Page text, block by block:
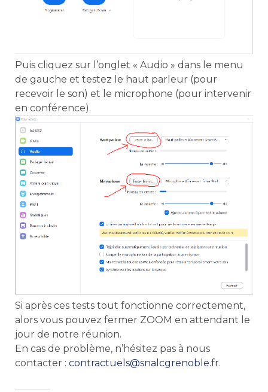
Puis cliquez sur l’onglet « Audio » dans le menu
de gauche et testez le haut parleur (pour
recevoir le son) et le microphone (pour intervenir
en conférence).
Si après ces tests tout fonctionne correctement,
alors vous pouvez fermer ZOOM en attendant le
jour de notre réunion.
En cas de problème, n’hésitez pas à nous
contacter : contractuels@snalcgrenoble.fr.